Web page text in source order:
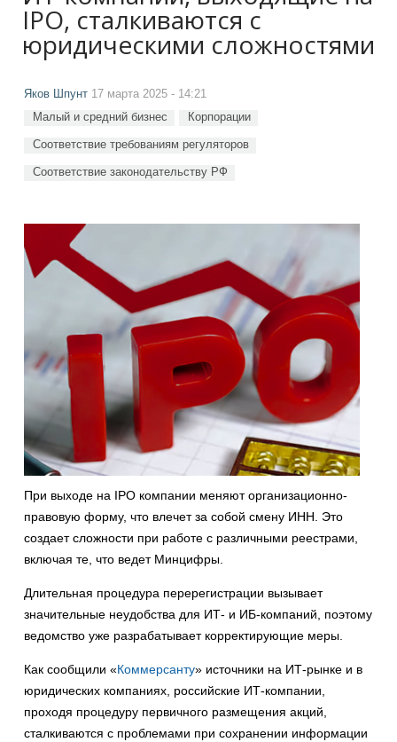
IPO, сталкиваются с
юридическими сложностями
Яков Шпунт 17 марта 2025 - 14:21
Малый и средний бизнес Корпорации
Соответствие требованиям регуляторов
Соответствие законодательству РФ
При выходе на IPO компании меняют организационно-
правовую форму, что влечет за собой смену ИНН. Это
создает сложности при работе с различными реестрами,
включая те, что ведет Минцифры.
Длительная процедура перерегистрации вызывает
значительные неудобства для ИТ- и ИБ-компаний, поэтому
ведомство уже разрабатывает корректирующие меры.
Как сообщили «Коммерсанту» источники на ИТ-рынке и в
юридических компаниях, российские ИТ-компании,
проходя процедуру первичного размещения акций,
сталкиваются с проблемами при сохранении информации